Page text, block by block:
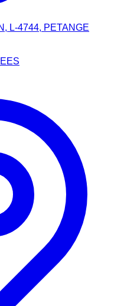
L-4744, PETANGE